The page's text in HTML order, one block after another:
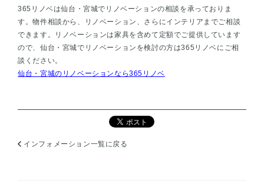
365リノベは仙台・宮城でリノベーションの相談 を承っておりま
す。物件相談から、リノベーション、さらにインテリアまでご相談
できます。リノベーションは家具を含めて定額でご提供しています
ので、仙台・宮城でリノベーションを検討の方は365リノベにご相
談ください。
仙台・宮城のリノベーションなら365リノベ
インフォメーション一覧に戻る